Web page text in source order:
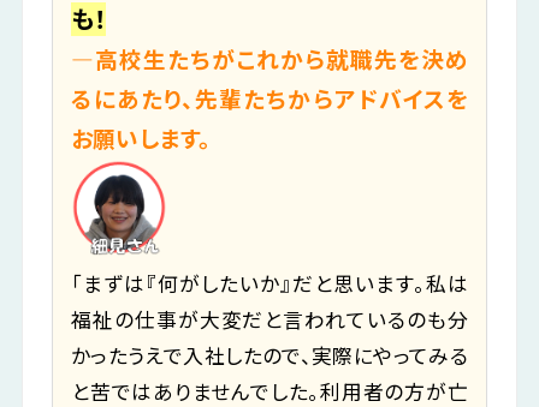
も！
―高校生たちがこれから就職先を決め
るにあたり、先輩たちからアドバイスを
お願いします。
「まずは『何がしたいか』だと思います。私は
福祉の仕事が大変だと言われているのも分
かったうえで入社したので、実際にやってみる
と苦ではありませんでした。利用者の方が亡